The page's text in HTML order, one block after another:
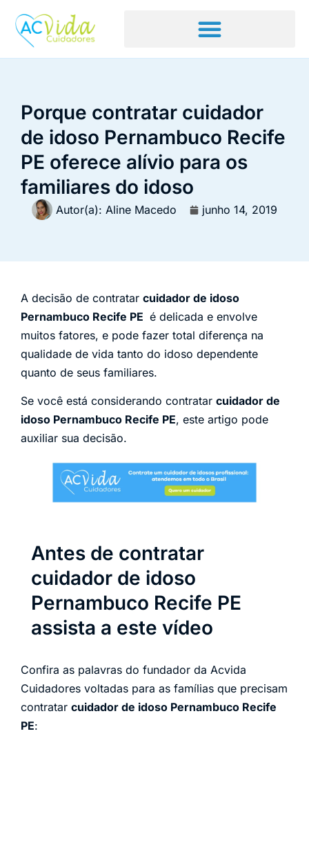
Porque contratar cuidador
de idoso Pernambuco Recife
PE oferece alívio para os
familiares do idoso
Autor(a): Aline Macedo junho 14, 2019
A decisão de contratar cuidador de idoso
Pernambuco Recife PE é delicada e envolve
muitos fatores, e pode fazer total diferença na
qualidade de vida tanto do idoso dependente
quanto de seus familiares.
Se você está considerando contratar cuidador de
idoso Pernambuco Recife PE, este artigo pode
auxiliar sua decisão.
Antes de contratar
cuidador de idoso
Pernambuco Recife PE
assista a este vídeo
Confira as palavras do fundador da Acvida
Cuidadores voltadas para as famílias que precisam
contratar cuidador de idoso Pernambuco Recife
PE: